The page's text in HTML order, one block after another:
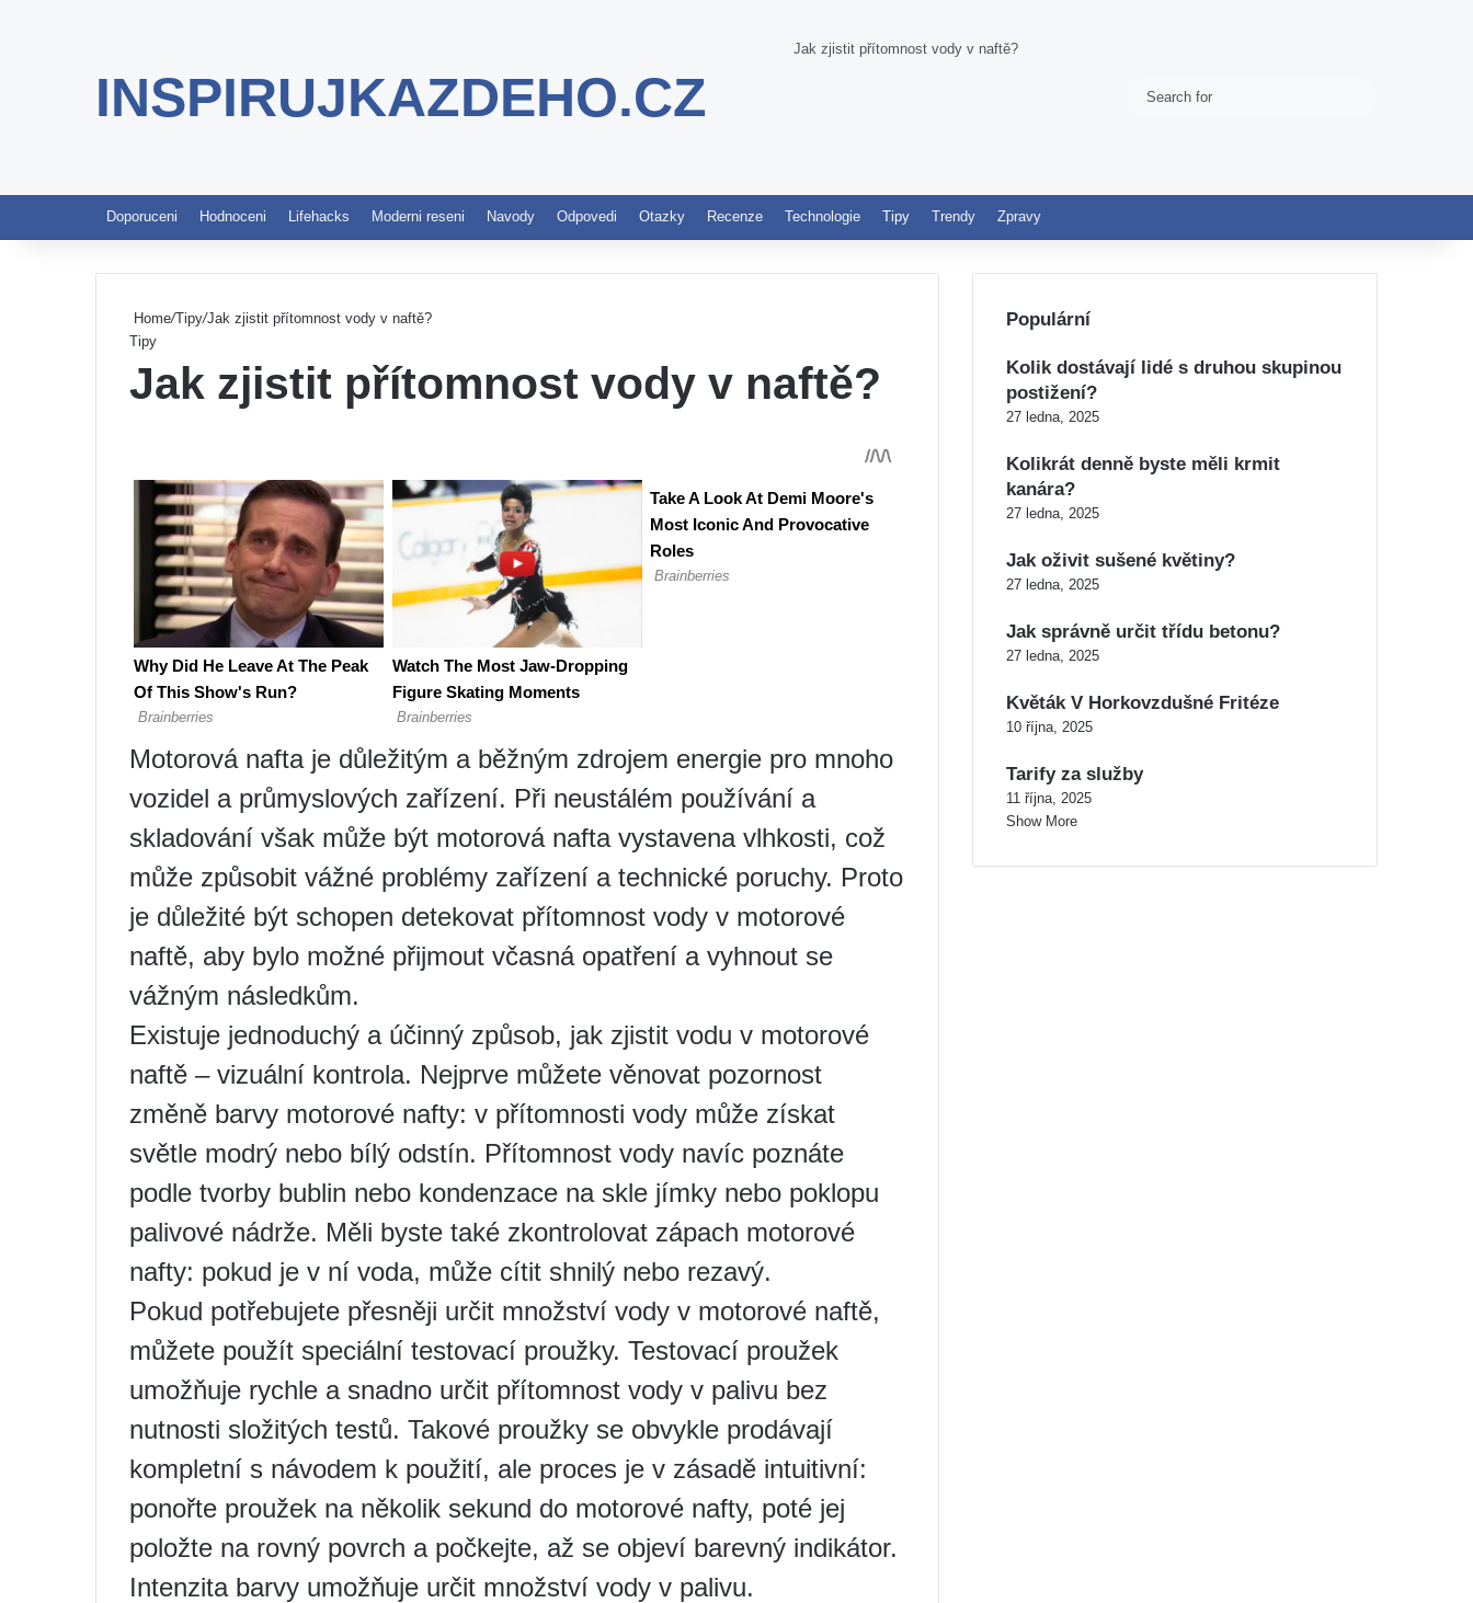
INSPIRUJKAZDEHO.CZ
Jak zjistit přítomnost vody v naftě?
Switch skin
Doporuceni Hodnoceni Lifehacks Moderni reseni Navody Odpovedi Otazky Recenze Technologie Tipy Trendy Zpravy
Home/Tipy/Jak zjistit přítomnost vody v naftě?
Tipy
Jak zjistit přítomnost vody v naftě?
Motorová nafta je důležitým a běžným zdrojem energie pro mnoho
vozidel a průmyslových zařízení. Při neustálém používání a
skladování však může být motorová nafta vystavena vlhkosti, což
může způsobit vážné problémy zařízení a technické poruchy. Proto
je důležité být schopen detekovat přítomnost vody v motorové
naftě, aby bylo možné přijmout včasná opatření a vyhnout se
vážným následkům.
Existuje jednoduchý a účinný způsob, jak zjistit vodu v motorové
naftě – vizuální kontrola. Nejprve můžete věnovat pozornost
změně barvy motorové nafty: v přítomnosti vody může získat
světle modrý nebo bílý odstín. Přítomnost vody navíc poznáte
podle tvorby bublin nebo kondenzace na skle jímky nebo poklopu
palivové nádrže. Měli byste také zkontrolovat zápach motorové
nafty: pokud je v ní voda, může cítit shnilý nebo rezavý.
Pokud potřebujete přesněji určit množství vody v motorové naftě,
můžete použít speciální testovací proužky. Testovací proužek
umožňuje rychle a snadno určit přítomnost vody v palivu bez
nutnosti složitých testů. Takové proužky se obvykle prodávají
kompletní s návodem k použití, ale proces je v zásadě intuitivní:
ponořte proužek na několik sekund do motorové nafty, poté jej
položte na rovný povrch a počkejte, až se objeví barevný indikátor.
Intenzita barvy umožňuje určit množství vody v palivu.
Populární
Kolik dostávají lidé s druhou skupinou
postižení?
27 ledna, 2025
Kolikrát denně byste měli krmit
kanára?
27 ledna, 2025
Jak oživit sušené květiny?
27 ledna, 2025
Jak správně určit třídu betonu?
27 ledna, 2025
Květák V Horkovzdušné Fritéze
10 října, 2025
Tarify za služby
11 října, 2025
Show More